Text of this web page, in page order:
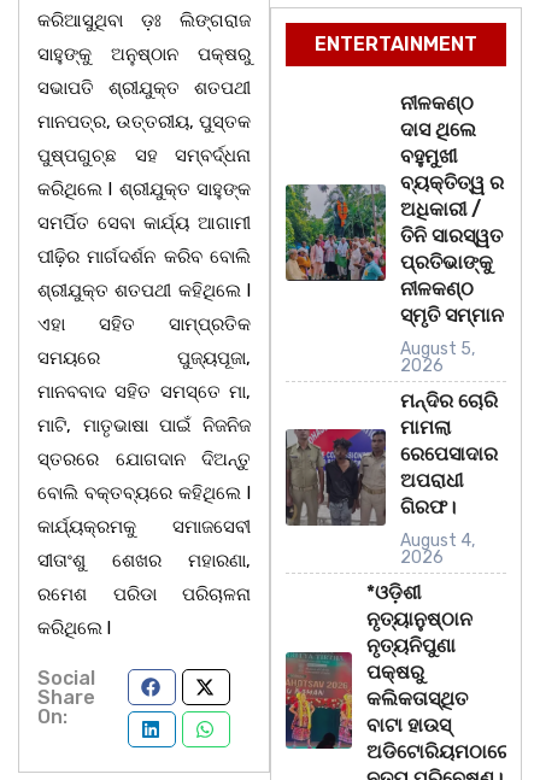
କରିଆସୁଥିବା ଡ଼ଃ ଲିଙ୍ଗରାଜ
ସାହୁଙ୍କୁ ଅନୁଷ୍ଠାନ ପକ୍ଷରୁ
ସଭାପତି ଶ୍ରୀଯୁକ୍ତ ଶତପଥୀ
ମାନପତ୍ର, ଉତ୍ତରୀୟ, ପୁସ୍ତକ
ପୁଷ୍ପଗୁଚ୍ଛ ସହ ସମ୍ବର୍ଦ୍ଧନା
କରିଥିଲେ l ଶ୍ରୀଯୁକ୍ତ ସାହୁଙ୍କ
ସମର୍ପିତ ସେବା କାର୍ଯ୍ୟ ଆଗାମୀ
ପୀଢ଼ିର ମାର୍ଗଦର୍ଶନ କରିବ ବୋଲି
ଶ୍ରୀଯୁକ୍ତ ଶତପଥୀ କହିଥିଲେ l
ଏହା ସହିତ ସାମ୍ପ୍ରତିକ
ସମୟରେ ପୁଜ୍ୟପୂଜା,
ମାନବବାଦ ସହିତ ସମସ୍ତେ ମା,
ମାଟି, ମାତୃଭାଷା ପାଇଁ ନିଜନିଜ
ସ୍ତରରେ ଯୋଗଦାନ ଦିଅନ୍ତୁ
ବୋଲି ବକ୍ତବ୍ୟରେ କହିଥିଲେ l
କାର୍ଯ୍ୟକ୍ରମକୁ ସମାଜସେବୀ
ସୀତାଂଶୁ ଶେଖର ମହାରଣା,
ରମେଶ ପରିଡା ପରିଚାଳନା
କରିଥିଲେ l
Social
Share
On:
ENTERTAINMENT
ନୀଳକଣ୍ଠ
ଦାସ ଥିଲେ
ବହୁମୁଖୀ
ବ୍ୟକ୍ତିତ୍ୱ ର
ଅଧିକାରୀ /
ତିନି ସାରସ୍ୱତ
ପ୍ରତିଭାଙ୍କୁ
ନୀଳକଣ୍ଠ
ସ୍ମୃତି ସମ୍ମାନ
August 5,
2026
ମନ୍ଦିର ଚୋରି
ମାମଲା
ରେପେସାଦାର
ଅପରାଧୀ
ଗିରଫ।
August 4,
2026
*ଓଡ଼ିଶୀ
ନୃତ୍ୟାନୁଷ୍ଠାନ
ନୃତ୍ୟନିପୁଣା
ପକ୍ଷରୁ
କଲିକତାସ୍ଥିତ
ବାଟା ହାଉସ୍
ଅଡିଟୋରିୟମଠାରେ